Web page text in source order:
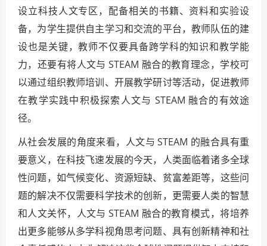
设立科技人文专区，配备相关的书籍、资料和实验设
备，为学生提供自主学习和交流的平台，教师队伍的建
设也是关键，教师不仅要具备跨学科的知识和教学能
力，还要有将人文与 STEAM 融合的教育理念，学校可
以通过组织教师培训、开展教学研讨等活动，促进教师
在教学实践中积极探索人文与 STEAM 融合的有效途
径。
从社会发展的角度来看，人文与 STEAM 的融合具有重
要意义，在科技飞速发展的今天，人类面临着诸多全球
性问题，如气候变化、资源短缺、贫富差距等，这些问
题的解决不仅需要科学技术的创新，更需要人类的智慧
和人文关怀，人文与 STEAM 融合的教育模式，将培养
出更多能够从多学科视角思考问题、具有创新精神和社